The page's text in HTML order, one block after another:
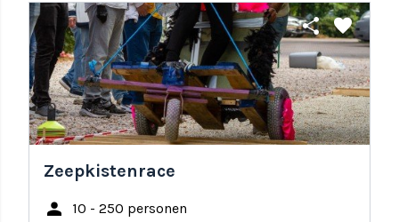
share favorite
Zeepkistenrace
person 10 - 250 personen